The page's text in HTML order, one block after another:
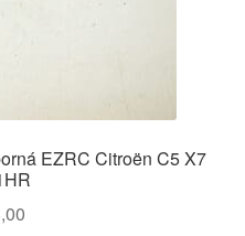
EZRC Citroën C5 X7